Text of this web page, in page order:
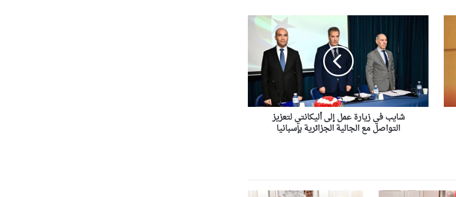
إبراهيم “كعباش”
بتوجيهات من وزير الداخلية
..انطلاق حملة وطنية واسعة
للنظافة عبر مختلف ولايات
الوطن
وزير المجاهدين يطمئن على
الحالة الصحية للمجاهدة زهية
خرف الله
وزير الري يؤكد من باتنة أن
وزارة الصحة سخرت جميع
الإمكانيات للتكفل بمصابي حادثي
لتعزيز
التواصل
مع
شايب في زيارة عمل إلى أليكانتي لتعزيز
التواصل مع الجالية الجزائرية بإسبانيا